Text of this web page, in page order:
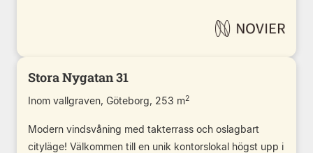
Stora Nygatan 31
Inom vallgraven, Göteborg, 253 m2
Modern vindsvåning med takterrass och oslagbart
cityläge! Välkommen till en unik kontorslokal högst upp i